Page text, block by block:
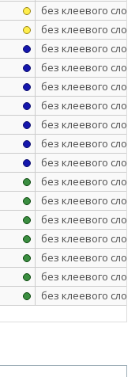
без клеевого слоя
без клеевого слоя
без клеевого слоя
без клеевого слоя
без клеевого слоя
без клеевого слоя
без клеевого слоя
без клеевого слоя
без клеевого слоя
без клеевого слоя
без клеевого слоя
без клеевого слоя
без клеевого слоя
без клеевого слоя
без клеевого слоя
без клеевого слоя